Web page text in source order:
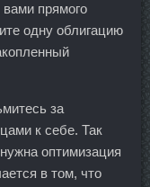
прямого
одну облигацию
за
к себе. Так
оптимизация
в том, что